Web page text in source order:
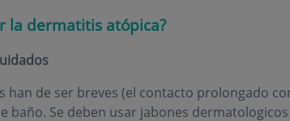
la dermatitis atópica?
han de ser breves (el contacto prolongado
baño. Se deben usar jabones dermatologicos